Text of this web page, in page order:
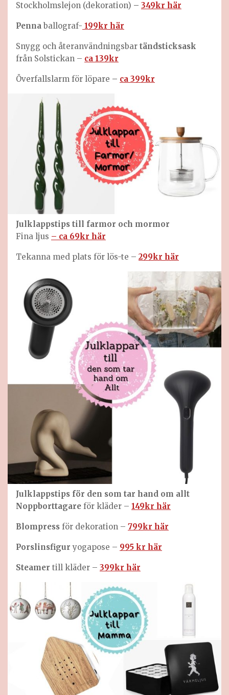
Stockholmslejon (dekoration) – 349kr här
Penna ballograf- 199kr här
Snygg och återanvändningsbar tändsticksask
från Solstickan – ca 139kr
Överfallslarm för löpare – ca 399kr
Julklappstips till farmor och mormor
Fina ljus – ca 69kr här
Tekanna med plats för lös-te – 299kr här
Julklappstips för den som tar hand om allt
Noppborttagare för kläder – 149kr här
Blompress för dekoration – 799kr här
Porslinsfigur yogapose – 995 kr här
Steamer till kläder – 399kr här